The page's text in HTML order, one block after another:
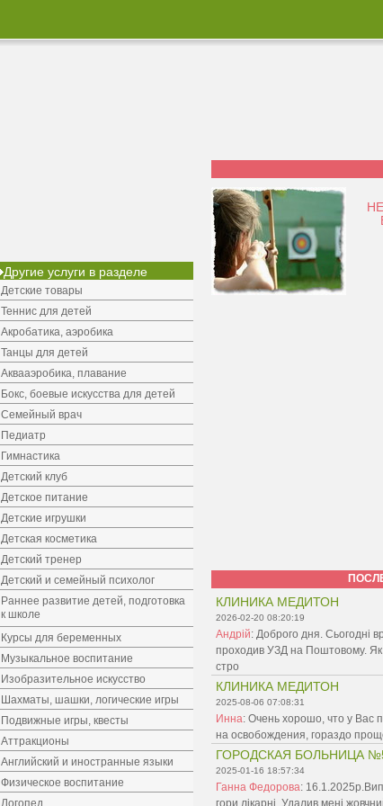
Другие услуги в разделе
Детские товары
Теннис для детей
Акробатика, аэробика
Танцы для детей
Аквааэробика, плавание
Бокс, боевые искусства для детей
Семейный врач
Педиатр
Гимнастика
Детский клуб
Детское питание
Детские игрушки
Детская косметика
Детский тренер
Детский и семейный психолог
Раннее развитие детей, подготовка
к школе
Курсы для беременных
Музыкальное воспитание
Изобразительное искусство
Шахматы, шашки, логические игры
Подвижные игры, квесты
Аттракционы
Английский и иностранные языки
Физическое воспитание
Логопед
КЛИНИКА МЕДИТОН
2026-02-20 08:20:19
Андрій: Доброго дня. Сьогодні
проходив УЗД на Поштовому. Як
стро
КЛИНИКА МЕДИТОН
2025-08-06 07:08:31
Инна: Очень хорошо, что у Вас
на освобождения, гораздо
ГОРОДСКАЯ БОЛЬНИЦА
2025-01-16 18:57:34
Ганна Федорова:
гори.лікарні. Удалив мені